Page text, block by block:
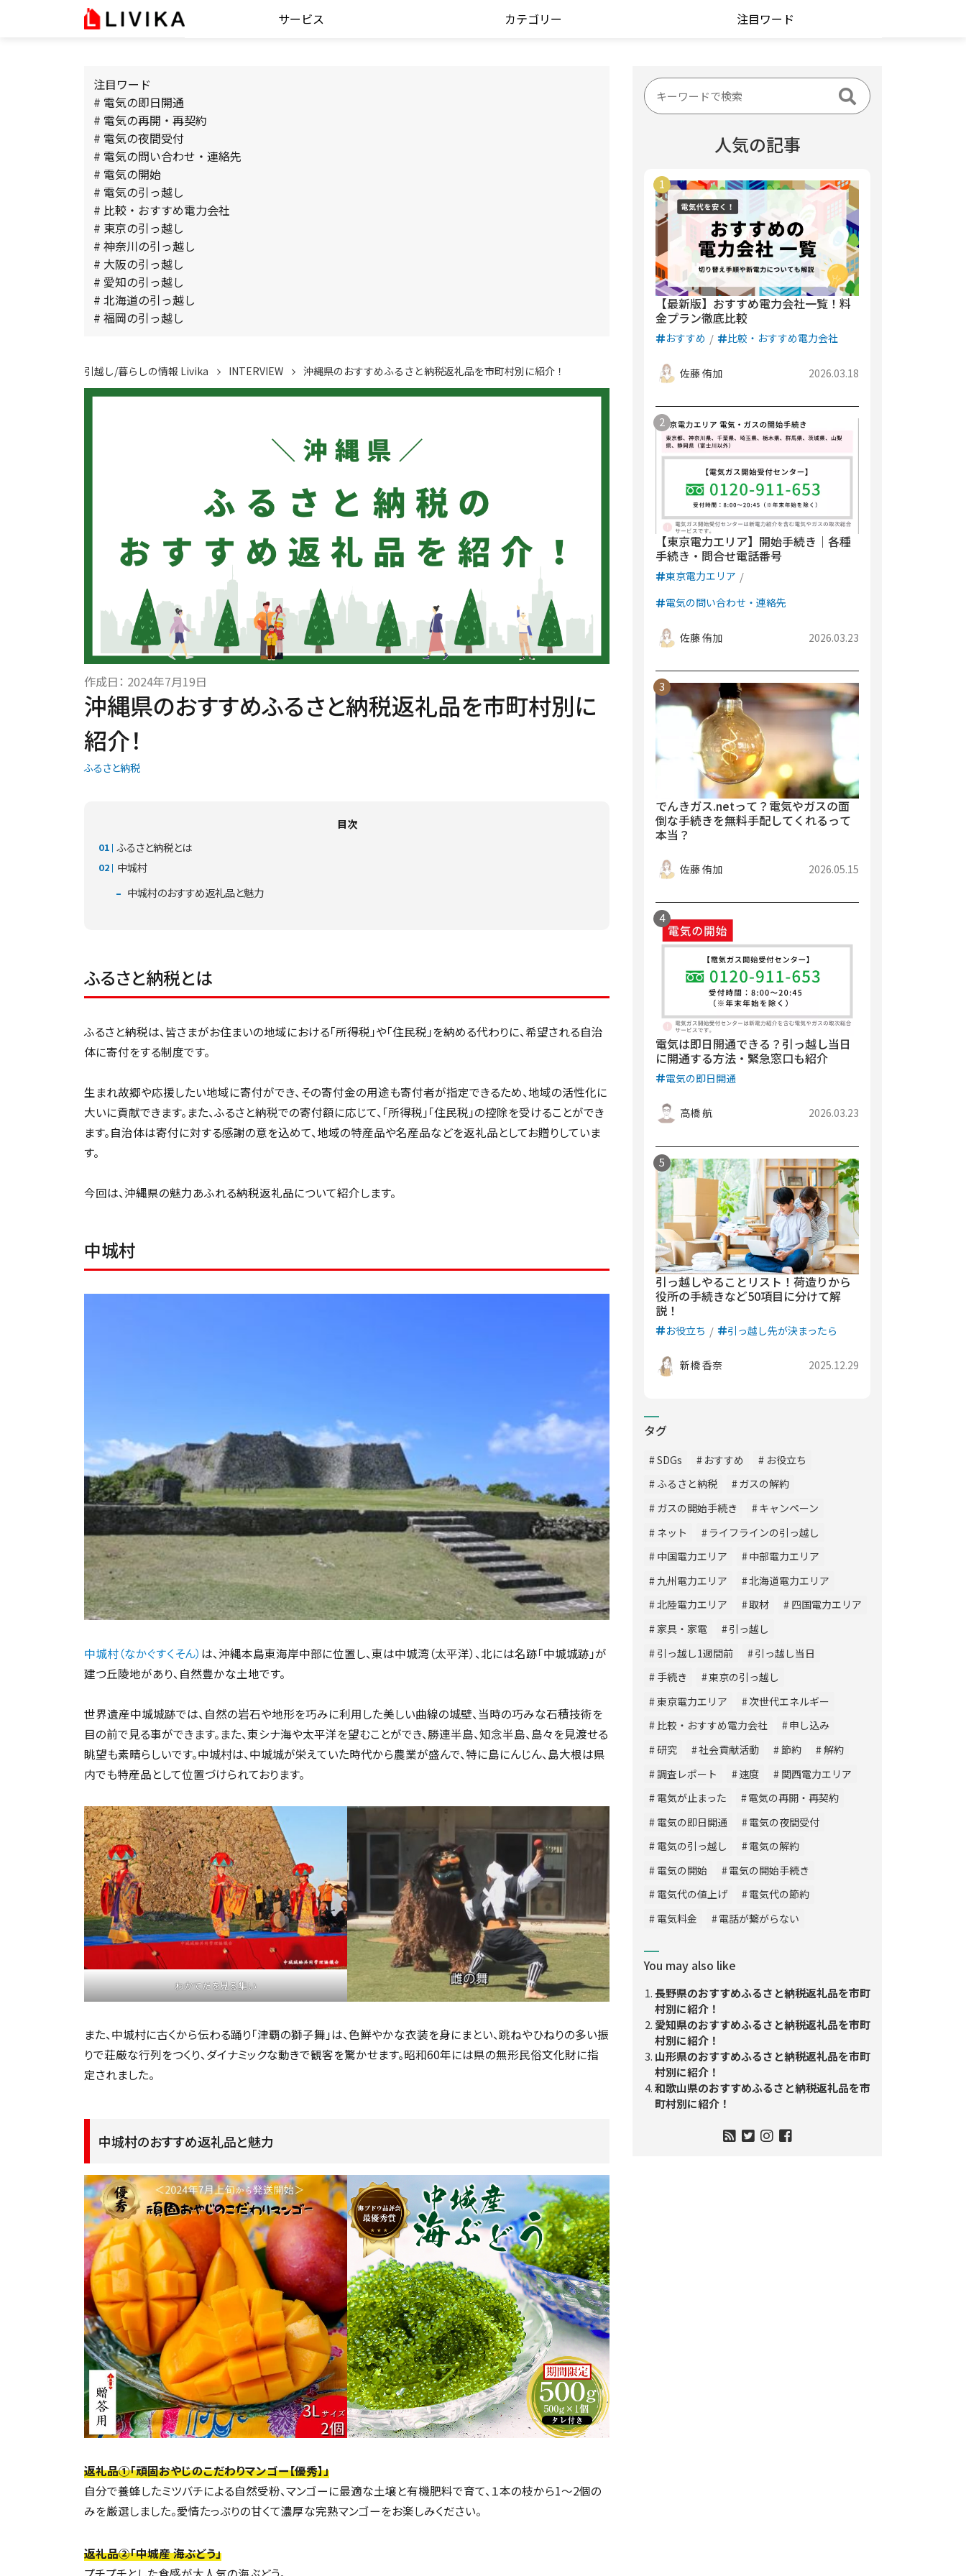
サービス カテゴリー 注目ワード
注目ワード
# 電気の即日開通
# 電気の再開・再契約
# 電気の夜間受付
# 電気の問い合わせ・連絡先
# 電気の開始
# 電気の引っ越し
# 比較・おすすめ電力会社
# 東京の引っ越し
# 神奈川の引っ越し
# 大阪の引っ越し
# 愛知の引っ越し
# 北海道の引っ越し
# 福岡の引っ越し
引越し/暮らしの情報 Livika INTERVIEW 沖縄県のおすすめふるさと納税返礼品を市町村別に紹介！
作成日： 2024年7月19日
沖縄県のおすすめふるさと納税返礼品を市町村別に
紹介！
ふるさと納税
目次
ふるさと納税とは
中城村
中城村のおすすめ返礼品と魅力
ふるさと納税とは
ふるさと納税は、皆さまがお住まいの地域における「所得税」や「住民税」を納める代わりに、希望される自治
体に寄付をする制度です。
生まれ故郷や応援したい地域に寄付ができ、その寄付金の用途も寄付者が指定できるため、地域の活性化に
大いに貢献できます。また、ふるさと納税での寄付額に応じて、「所得税」「住民税」の控除を受けることができ
ます。自治体は寄付に対する感謝の意を込めて、地域の特産品や名産品などを返礼品としてお贈りしていま
す。
今回は、沖縄県の魅力あふれる納税返礼品について紹介します。
中城村
中城村（なかぐすくそん） は、沖縄本島東海岸中部に位置し、東は中城湾（太平洋）、北には名跡「中城城跡」が
建つ丘陵地があり、自然豊かな土地です。
世界遺産中城城跡では、自然の岩石や地形を巧みに利用した美しい曲線の城壁、当時の巧みな石積技術を
目の前で見る事ができます。また、東シナ海や太平洋を望むことができ、勝連半島、知念半島、島々を見渡せる
眺望も素晴らしいです。中城村は、中城城が栄えていた時代から農業が盛んで、特に島にんじん、島大根は県
内でも特産品として位置づけられております。
わかてだを見る集い
また、中城村に古くから伝わる踊り「津覇の獅子舞」は、色鮮やかな衣装を身にまとい、跳ねやひねりの多い振
りで荘厳な行列をつくり、ダイナミックな動きで観客を驚かせます。昭和60年には県の無形民俗文化財に指
定されました。
中城村のおすすめ返礼品と魅力
返礼品①「頑固おやじのこだわりマンゴー【優秀】」
自分で養蜂したミツバチによる自然受粉、マンゴーに最適な土壌と有機肥料で育て、１本の枝から1～2個の
みを厳選しました。愛情たっぷりの甘くて濃厚な完熟マンゴーをお楽しみください。
返礼品②「中城産 海ぶどう」
人気の記事
【最新版】おすすめ電力会社一覧！料
金プラン徹底比較
おすすめ 比較・おすすめ電力会社
佐藤 侑加 2026.03.18
【東京電力エリア】開始手続き｜各種
手続き・問合せ電話番号
東京電力エリア
電気の問い合わせ・連絡先
佐藤 侑加 2026.03.23
でんきガス.netって？電気やガスの面
倒な手続きを無料手配してくれるって
本当？
佐藤 侑加 2026.05.15
電気は即日開通できる？引っ越し当日
に開通する方法・緊急窓口も紹介
電気の即日開通
高橋 航 2026.03.23
引っ越しやることリスト！荷造りから
役所の手続きなど50項目に分けて解
説！
お役立ち 引っ越し先が決まったら
新橋 香奈 2025.12.29
タグ
SDGs おすすめ
お役立ち
ふるさと納税
ガスの解約
ガスの開始手続き
キャンペーン
ネット
ライフラインの引っ越し
中国電力エリア
中部電力エリア
九州電力エリア
北海道電力エリア
北陸電力エリア
取材
四国電力エリア
家具・家電
引っ越し
引っ越し1週間前
引っ越し当日
手続き
東京の引っ越し
東京電力エリア
次世代エネルギー
比較・おすすめ電力会社
申し込み
研究
社会貢献活動 節約
解約
調査レポート
速度
関西電力エリア
電気が止まった
電気の再開・再契約
電気の即日開通
電気の夜間受付
電気の引っ越し
電気の解約
電気の開始
電気の開始手続き
電気代の値上げ
電気代の節約
電気料金
電話が繋がらない
You may also like
長野県のおすすめふるさと納税返礼品を市町
村別に紹介！
愛知県のおすすめふるさと納税返礼品を市町
村別に紹介！
山形県のおすすめふるさと納税返礼品を市町
村別に紹介！
和歌山県のおすすめふるさと納税返礼品を市
町村別に紹介！